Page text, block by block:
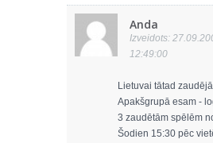
Anda
Izveidots:
12:49:00
Lietuvai tātad
Apakšgrupā esam -
3 zaudētām spēlēm
Šodien 15:30 pēc